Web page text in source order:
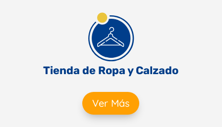
Tienda de Ropa y Calzado
Ver Más